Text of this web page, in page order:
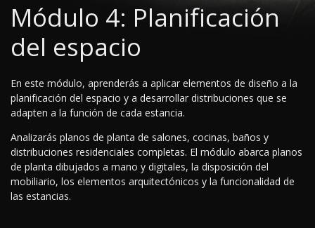
Módulo 4: Planificación
del espacio
En este módulo, aprenderás a aplicar elementos de diseño a la
planificación del espacio y a desarrollar distribuciones que se
adapten a la función de cada estancia.
Analizarás planos de planta de salones, cocinas, baños y
distribuciones residenciales completas. El módulo abarca planos
de planta dibujados a mano y digitales, la disposición del
mobiliario, los elementos arquitectónicos y la funcionalidad de
las estancias.